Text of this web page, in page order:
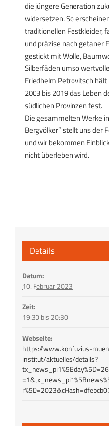
die jüngere Generation
widersetzen. So
traditionellen Festkleider,
und präzise nach getaner
gestickt mit Wolle,
Silberfäden umso
Friedhelm Petrovitsch
2003 bis 2019 das Leben
südlichen Provinzen fest.
Die gesammelten Werke
Bergvölker” stellt uns der
und wir bekommen
nicht überleben wird.
Details
Datum:
10. Februar 2023
Zeit:
19:30 bis 20:30
Webseite:
https://www.konfuzius-
institut/aktuelles/details?